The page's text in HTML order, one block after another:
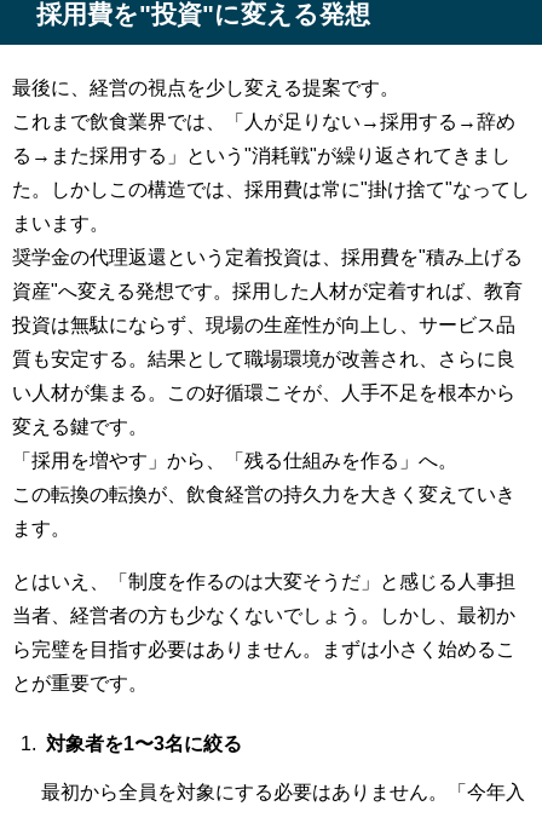
採用費を"投資"に変える発想
最後に、経営の視点を少し変える提案です。
これまで飲食業界では、「人が足りない→採用する→辞め
る→また採用する」という"消耗戦"が繰り返されてきまし
た。しかしこの構造では、採用費は常に"掛け捨て"なってし
まいます。
奨学金の代理返還という定着投資は、採用費を"積み上げる
資産"へ変える発想です。採用した人材が定着すれば、教育
投資は無駄にならず、現場の生産性が向上し、サービス品
質も安定する。結果として職場環境が改善され、さらに良
い人材が集まる。この好循環こそが、人手不足を根本から
変える鍵です。
「採用を増やす」から、「残る仕組みを作る」へ。
この転換の転換が、飲食経営の持久力を大きく変えていき
ます。
とはいえ、「制度を作るのは大変そうだ」と感じる人事担
当者、経営者の方も少なくないでしょう。しかし、最初か
ら完璧を目指す必要はありません。まずは小さく始めるこ
とが重要です。
対象者を1〜3名に絞る
最初から全員を対象にする必要はありません。「今年入